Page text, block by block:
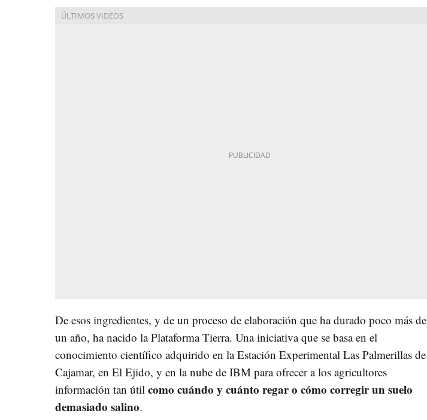
De esos ingredientes, y de un proceso de elaboración que ha durado poco más de
un año, ha nacido la Plataforma Tierra. Una iniciativa que se basa en el
conocimiento científico adquirido en la Estación Experimental Las Palmerillas de
Cajamar, en El Ejido, y en la nube de IBM para ofrecer a los agricultores
información tan útil como cuándo y cuánto regar o cómo corregir un suelo
demasiado salino.